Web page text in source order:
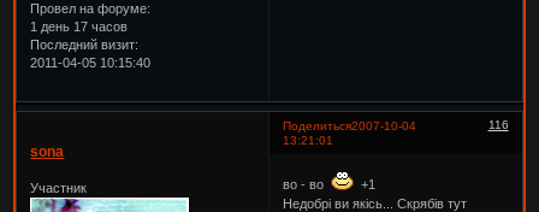
Провел на форуме:
1 день 17 часов
Последний визит:
2011-04-05 10:15:40
Поделиться 116
2007-10-04
13:21:01
sona
Участник во - во
+1
Недобрі ви якісь... Скрябів тут